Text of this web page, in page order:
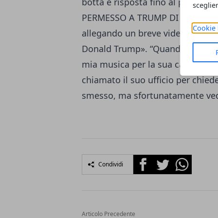
Cookie
PERMESSO A TRUMP DI
allegando un breve video in cui
Donald Trump». “Quando ho
mia musica per la sua
chiamato il suo ufficio per
smesso, ma sfortunatamente
Condividi FacebookTwitterWhatsapp
Articolo Precedente